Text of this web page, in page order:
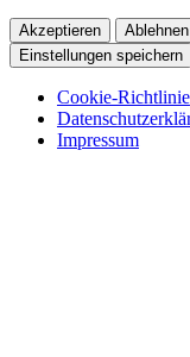
Akzeptieren Ablehnen
Einstellungen speichern
Cookie-Richtlinie
Impressum